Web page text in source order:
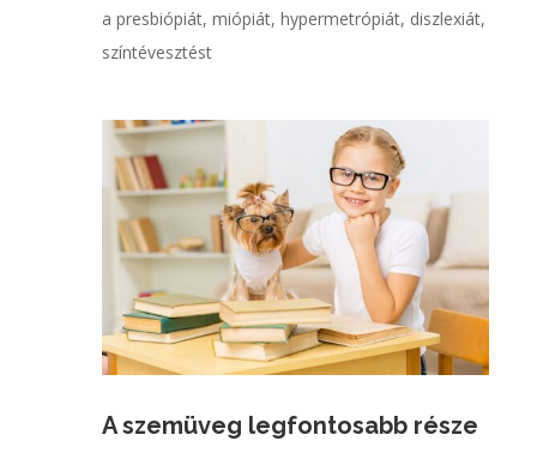
a presbiópiát, miópiát, hypermetrópiát, diszlexiát,
színtévesztést
A szemüveg legfontosabb része